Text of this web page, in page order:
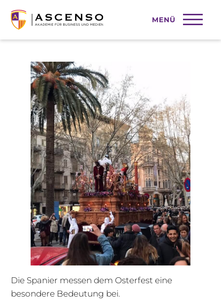
MENÜ
Osterbräuche in Palma
Die Spanier messen dem Osterfest eine
besondere Bedeutung bei.